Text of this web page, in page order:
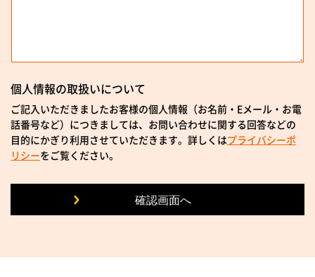
個人情報の取扱いについて
ご記入いただきましたお客様の個人情報（お名前・Eメール・お電
話番号など）につきましては、お問い合わせに関する回答などの
目的にかぎり利用させていただきます。詳しくはプライバシーポ
リシーをご覧ください。